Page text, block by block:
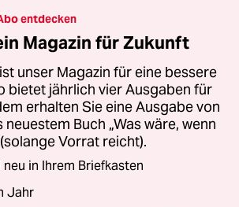
entdecken
Magazin für Zukunft
unser Magazin für eine bessere
bietet jährlich vier Ausgaben für
erhalten Sie eine Ausgabe von
Buch „Was wäre, wenn
Vorrat reicht).
in Ihrem Briefkasten
Jahr